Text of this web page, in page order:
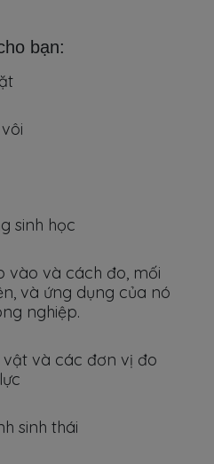
bạn:
sinh học
vào và cách đo, mối
và ứng dụng của nó
nghiệp.
và các đơn vị đo
sinh thái